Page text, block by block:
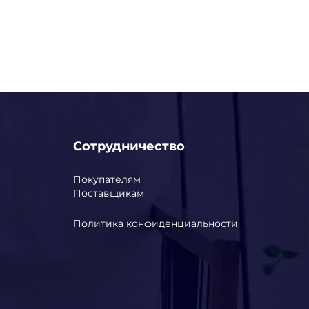
Сотрудничество
Покупателям
Поставщикам
Политика конфиденциальности